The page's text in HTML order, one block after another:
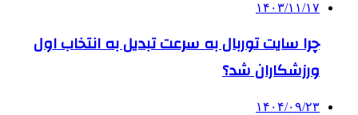
۱۴۰۳/۱۱/۱۷
چرا سایت توربال به ‌سرعت تبدیل به انتخاب اول
ورزشکاران شد؟
۱۴۰۴/۰۹/۲۳